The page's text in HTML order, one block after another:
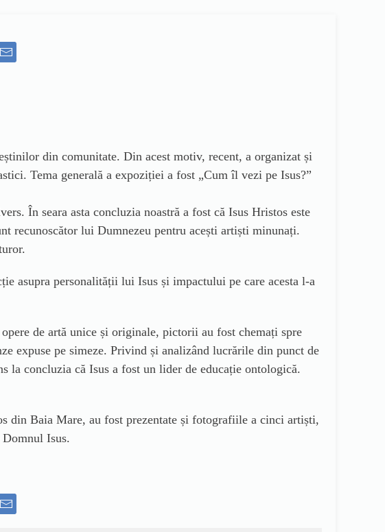
din comunitate. Din acest motiv, recent, a organizat și
Tema generală a expoziției a fost „Cum îl vezi pe Isus?”
În seara asta concluzia noastră a fost că Isus Hristos este
recunoscător lui Dumnezeu pentru acești artiști minunați.
asupra personalității lui Isus și impactului pe care acesta l-a
de artă unice și originale, pictorii au fost chemați spre
expuse pe simeze. Privind și analizând lucrările din punct de
concluzia că Isus a fost un lider de educație ontologică.
din Baia Mare, au fost prezentate și fotografiile a cinci artiști,
Isus.